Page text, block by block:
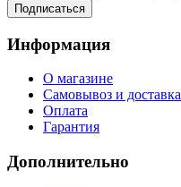
Подписаться
Информация
О магазине
Самовывоз и доставка
Оплата
Гарантия
Дополнительно